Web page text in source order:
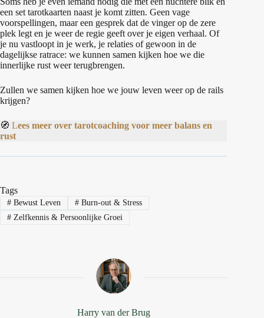
een set tarotkaarten naast je komt zitten. Geen vage
voorspellingen, maar een gesprek dat de vinger op de zere
plek legt en je weer de regie geeft over je eigen verhaal. Of
je nu vastloopt in je werk, je relaties of gewoon in de
dagelijkse ratrace: we kunnen samen kijken hoe we die
innerlijke rust weer terugbrengen.
Zullen we samen kijken hoe we jouw leven weer op de rails
krijgen?
🧭 Lees meer over tarotcoaching voor meer balans en
rust
Tags
#Bewust Leven #Burn-out & Stress
#Zelfkennis & Persoonlijke Groei
Harry van der Brug